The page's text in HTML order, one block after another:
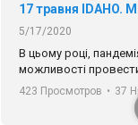
5/17/2020
В цьому році,
можливості провести
звернення про те, що
містах та не можемо
закликаємо всіх хто
423 Просмотров • 37